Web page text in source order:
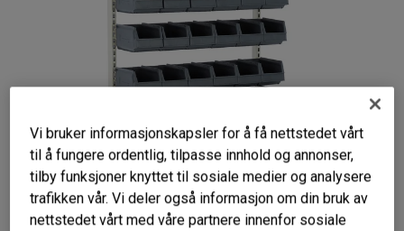
Vi bruker informasjonskapsler for å få nettstedet vårt
til å fungere ordentlig, tilpasse innhold og annonser,
tilby funksjoner knyttet til sosiale medier og analysere
trafikken vår. Vi deler også informasjon om din bruk av
nettstedet vårt med våre partnere innenfor sosiale